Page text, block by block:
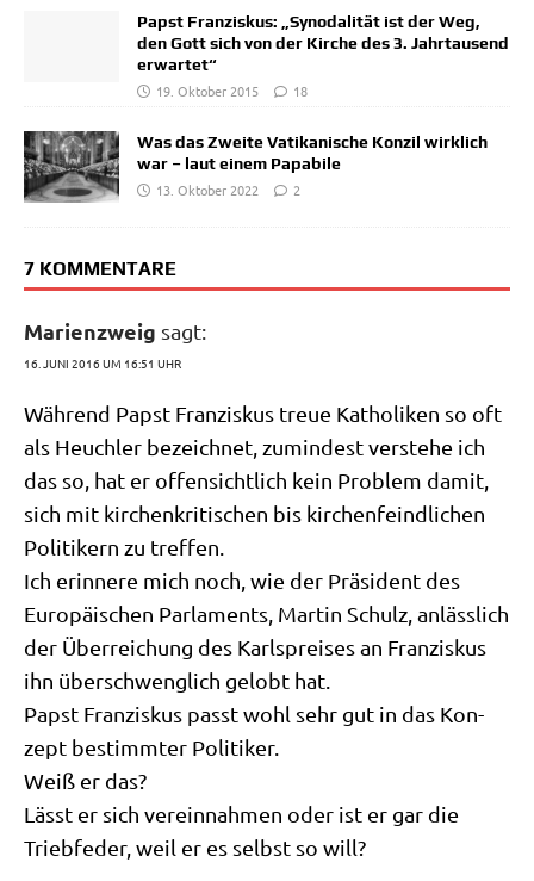
Papst Franziskus: „Synodalität ist der Weg,
den Gott sich von der Kirche des 3. Jahrtausend
erwartet“
19. Oktober 2015
18
Was das Zweite Vatikanische Konzil wirklich
war – laut einem Papabile
13. Oktober 2022
2
7 KOMMENTARE
Marienzweig sagt:
16. JUNI 2016 UM 16:51 UHR
Wäh­rend Papst Fran­zis­kus treue Katho­li­ken so oft
als Heuch­ler bezeich­net, zumin­dest ver­ste­he ich
das so, hat er offen­sicht­lich kein Pro­blem damit,
sich mit kir­chen­kri­ti­schen bis kir­chen­feind­li­chen
Poli­ti­kern zu treffen.
Ich erin­ne­re mich noch, wie der Prä­si­dent des
Euro­päi­schen Par­la­ments, Mar­tin Schulz, anläss­lich
der Über­rei­chung des Karls­prei­ses an Fran­zis­kus
ihn über­schweng­lich gelobt hat.
Papst Fran­zis­kus passt wohl sehr gut in das Kon­
zept bestimm­ter Politiker.
Weiß er das?
Lässt er sich ver­ein­nah­men oder ist er gar die
Trieb­fe­der, weil er es selbst so will?